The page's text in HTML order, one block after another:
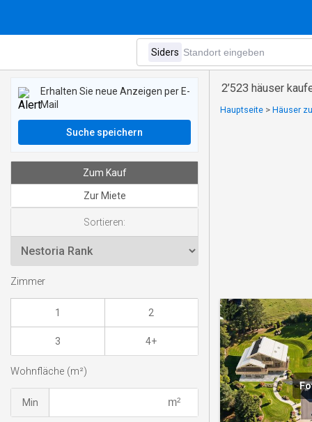
2’523 häuser
Hauptseite > Häuser
Erhalten Sie neue Anzeigen per E-
Mail
Suche speichern
Zum Kauf
Zur Miete
Sortieren:
Zimmer
1 2
3 4+
Wohnfläche (m²)
Min